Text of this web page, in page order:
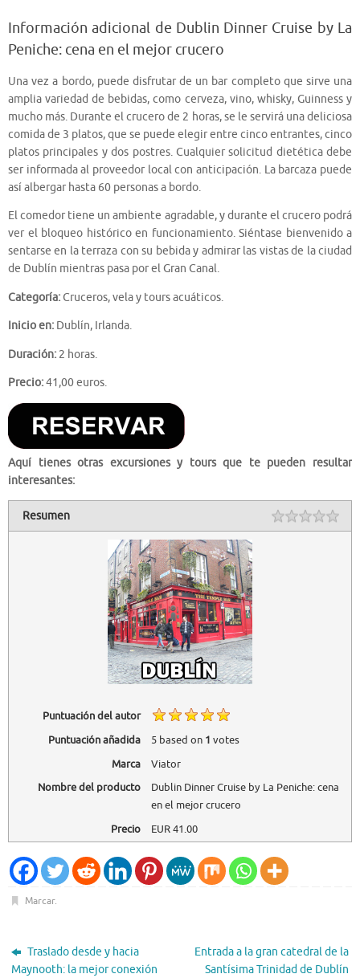
Información adicional de Dublin Dinner Cruise by La
Peniche: cena en el mejor crucero
Una vez a bordo, puede disfrutar de un bar completo que sirve una
amplia variedad de bebidas, como cerveza, vino, whisky, Guinness y
mucho más. Durante el crucero de 2 horas, se le servirá una deliciosa
comida de 3 platos, que se puede elegir entre cinco entrantes, cinco
platos principales y dos postres. Cualquier solicitud dietética debe
ser informada al proveedor local con anticipación. La barcaza puede
así albergar hasta 60 personas a bordo.
El comedor tiene un ambiente agradable, y durante el crucero podrá
ver el bloqueo histórico en funcionamiento. Siéntase bienvenido a
sentarse en la terraza con su bebida y admirar las vistas de la ciudad
de Dublín mientras pasa por el Gran Canal.
Categoría:Cruceros, vela y tours acuáticos.
Inicio en: Dublín, Irlanda.
Duración: 2 horas.
Precio:41,00 euros.
Aquí tienes otras excursiones y tours que te pueden resultar
interesantes:
Resumen
Puntuación del autor
Puntuación añadida
5based on 1 votes
Marca
Viator
Nombre del producto
Dublin Dinner Cruise by La Peniche: cena
en el mejor crucero
Precio
EUR41.00
Marcar.
Traslado desde y hacia
Maynooth: la mejor conexión
Entrada a la gran catedral de la
Santísima Trinidad de Dublín